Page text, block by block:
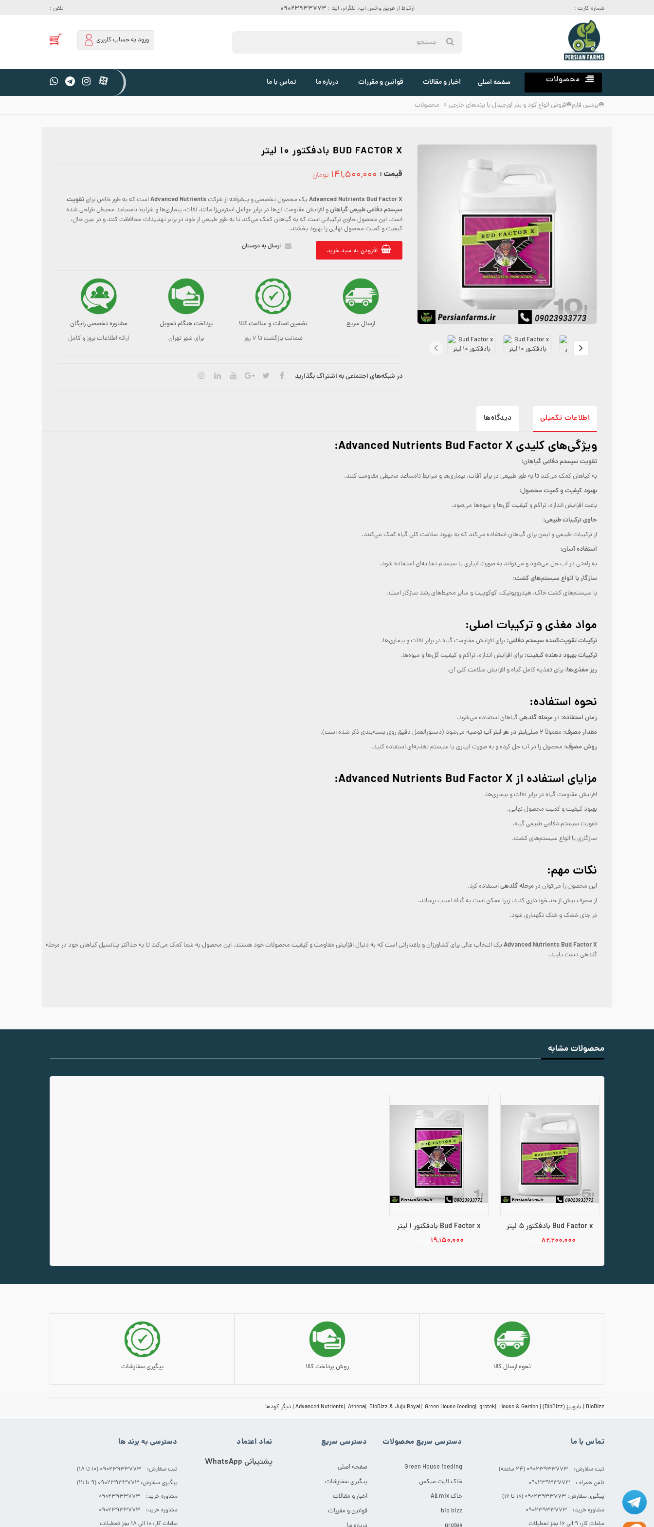
شماره کارت : ارتباط از طریق واتس اپ، تلگرام، ایتا : 09023933773 تلفن :
ورود به حساب کاربری
محصولات صفحه اصلی اخبار و مقالات قوانین و مقررات درباره ما تماس با ما
☘️پرشین فارم☘️فروش انواع کود و بذر اورجینال با برندهای خارجی » محصولات
BUD FACTOR X بادفکتور 10 لیتر
قیمت : ۱۴۱,۵۰۰,۰۰۰ تومان
Advanced Nutrients Bud Factor Xیک محصول تخصصی و پیشرفته از شرکت Advanced Nutrientsاست که به طور خاص برایتقویت
سیستم دفاعی طبیعی گیاهانو افزایش مقاومت آن‌ها در برابر عوامل استرس‌زا مانند آفات، بیماری‌ها و شرایط نامساعد محیطی طراحی شده
است. این محصول حاوی ترکیباتی است که به گیاهان کمک می‌کند تا به طور طبیعی از خود در برابر تهدیدات محافظت کنند و در عین حال،
کیفیت و کمیت محصول نهایی را بهبود بخشند.
افزودن به سبد خرید
ارسال به دوستان
ارسال سریع تضمین اصالت و سلامت کالا
ضمانت بازگشت تا ۷ روز
پرداخت هنگام تحویل
برای شهر تهران
مشاوره تخصصی رایگان
ارائه اطلاعات بروز و کامل
در شبکه‌های اجتماعی به اشتراک بگذارید
اطلاعات تکمیلی دیدگاه‌ها
ویژگی‌های کلیدی Advanced Nutrients Bud Factor X:
تقویت سیستم دفاعی گیاهان:
به گیاهان کمک می‌کند تا به طور طبیعی در برابر آفات، بیماری‌ها و شرایط نامساعد محیطی مقاومت کنند.
بهبود کیفیت و کمیت محصول:
باعث افزایش اندازه، تراکم و کیفیت گل‌ها و میوه‌ها می‌شود.
حاوی ترکیبات طبیعی:
از ترکیبات طبیعی و ایمن برای گیاهان استفاده می‌کند که به بهبود سلامت کلی گیاه کمک می‌کنند.
استفاده آسان:
به راحتی در آب حل می‌شود و می‌تواند به صورت آبیاری یا سیستم تغذیه‌ای استفاده شود.
سازگار با انواع سیستم‌های کشت:
با سیستم‌های کشت خاک، هیدروپونیک، کوکوپیت و سایر محیط‌های رشد سازگار است.
مواد مغذی و ترکیبات اصلی:
ترکیبات تقویت‌کننده سیستم دفاعی: برای افزایش مقاومت گیاه در برابر آفات و بیماری‌ها.
ترکیبات بهبود دهنده کیفیت: برای افزایش اندازه، تراکم و کیفیت گل‌ها و میوه‌ها.
ریز مغذی‌ها: برای تغذیه کامل گیاه و افزایش سلامت کلی آن.
نحوه استفاده:
زمان استفاده: در مرحله گلدهیگیاهان استفاده می‌شود.
مقدار مصرف: معمولاً ۲ میلی‌لیتر در هر لیتر آب توصیه می‌شود (دستورالعمل دقیق روی بسته‌بندی ذکر شده است).
روش مصرف: محصول را در آب حل کرده و به صورت آبیاری یا سیستم تغذیه‌ای استفاده کنید.
مزایای استفاده از Advanced Nutrients Bud Factor X:
افزایش مقاومت گیاه در برابر آفات و بیماری‌ها.
بهبود کیفیت و کمیت محصول نهایی.
تقویت سیستم دفاعی طبیعی گیاه.
سازگاری با انواع سیستم‌های کشت.
نکات مهم:
این محصول را می‌توان در مرحله گلدهیاستفاده کرد.
از مصرف بیش از حد خودداری کنید، زیرا ممکن است به گیاه آسیب برساند.
در جای خشک و خنک نگهداری شود.
Advanced Nutrients Bud Factor Xیک انتخاب عالی برای کشاورزان و باغدارانی است که به دنبال افزایش مقاومت و کیفیت محصولات خود هستند. این محصول به شما کمک می‌کند تا به حداکثر پتانسیل گیاهان خود در مرحله
گلدهی دست یابید.
محصولات مشابه
Bud Factor x بادفکتور 5 لیتر
۸۲,۲۰۰,۰۰۰
افزودن به سبد خرید
Bud Factor x بادفکتور 1 لیتر
۱۹,۱۵۰,۰۰۰
افزودن به سبد خرید
نحوه ارسال کالا روش پرداخت کالا پیگیری سفارشات
BioBizz بایوبیز (BioBizz) Advanced Nutrients Athena BioBizz & Juju Royal Green House feeding grotek House & Garden دیگر کودها
تماس با ما
ثبت سفارش: 09023933773 (۲۴ ساعته)
تلفن همراه : 09023933773
پیگیری سفارش: 09023933773 (۱۰ تا ۱۶)
مشاوره خرید: 09023933773
ساعات کار: ۹ الی ۱۶ بجز تعطیلات
دسترسی سریع محصولات
Green House feeding
خاک لایت میکس
خاک All mix
bio bizz
دسترسی سریع
صفحه اصلی
پیگیری سفارشات
اخبار و مقالات
قوانین و مقررات
نماد اعتماد
پشتیبانی WhatsApp
دسترسی به برند ها
ثبت سفارش: 09023933773 (۱۰ تا ۱۸)
پیگیری سفارش: 09023933773 (۹ تا ۲۱)
مشاوره خرید: 09023933773
مشاوره خرید: 09023933773
ساعات کار: ۱۰ الی ۱۸ بجز تعطیلات